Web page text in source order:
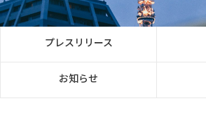
プレスリリース
お知らせ